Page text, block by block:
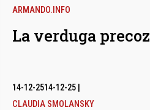
ARMANDO.INFO
La verduga precoz
14-12-2514-12-25
CLAUDIA SMOLANSKY